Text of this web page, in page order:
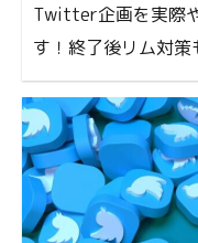
Twitter企画を実際
す！終了後リム対策